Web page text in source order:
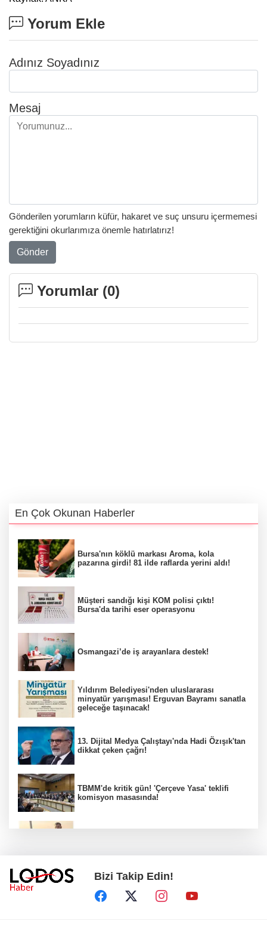
Yorum Ekle
Adınız Soyadınız
Mesaj
Gönderilen yorumların küfür, hakaret ve suç unsuru içermemesi
gerektiğini okurlarımıza önemle hatırlatırız!
Gönder
Yorumlar (0)
En Çok Okunan Haberler
Bursa'nın köklü markası Aroma, kola
pazarına girdi! 81 ilde raflarda yerini aldı!
Müşteri sandığı kişi KOM polisi çıktı!
Bursa'da tarihi eser operasyonu
Osmangazi’de iş arayanlara destek!
Yıldırım Belediyesi'nden uluslararası
minyatür yarışması! Erguvan Bayramı sanatla
geleceğe taşınacak!
13. Dijital Medya Çalıştayı'nda Hadi Özışık'tan
dikkat çeken çağrı!
TBMM'de kritik gün! 'Çerçeve Yasa' teklifi
komisyon masasında!
İzmit Belediyesi soruşturmasında bomba
ifade!
Bizi Takip Edin!